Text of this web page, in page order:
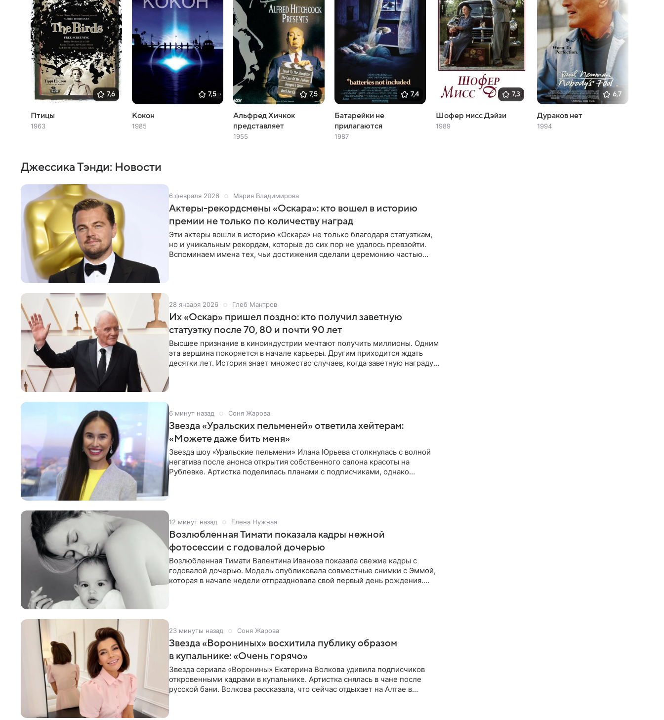
7,6
Птицы
1963
7,5
Кокон
1985
7,5
Альфред Хичкок
представляет
1955
7,4
Батарейки не
прилагаются
1987
7,3
Шофер мисс Дэйзи
1989
6,7
Дураков нет
1994
Джессика Тэнди: Новости
6 февраля 2026 Мария Владимирова
Актеры-рекордсмены «Оскара»: кто вошел в историю
премии не только по количеству наград
Эти актеры вошли в историю «Оскара» не только благодаря статуэткам,
но и уникальным рекордам, которые до сих пор не удалось превзойти.
Вспоминаем имена тех, чьи достижения сделали церемонию частью
28 января 2026 Глеб Мантров
Их «Оскар» пришел поздно: кто получил заветную
статуэтку после 70, 80 и почти 90 лет
Высшее признание в киноиндустрии мечтают получить миллионы. Одним
эта вершина покоряется в начале карьеры. Другим приходится ждать
десятки лет. История знает множество случаев, когда заветную награду
6 минут назад Соня Жарова
Звезда «Уральских пельменей» ответила хейтерам:
«Можете даже бить меня»
Звезда шоу «Уральские пельмени» Илана Юрьева столкнулась с волной
негатива после анонса открытия собственного салона красоты на
Рублевке. Артистка поделилась планами с подписчиками, однако
12 минут назад Елена Нужная
Возлюбленная Тимати показала кадры нежной
фотосессии с годовалой дочерью
Возлюбленная Тимати Валентина Иванова показала свежие кадры с
годовалой дочерью. Модель опубликовала совместные снимки с Эммой,
которая в начале недели отпраздновала свой первый день рождения.
23 минуты назад Соня Жарова
Звезда «Ворониных» восхитила публику образом
в купальнике: «Очень горячо»
Звезда сериала «Воронины» Екатерина Волкова удивила подписчиков
откровенными кадрами в купальнике. Артистка снялась в чане после
русской бани. Волкова рассказала, что сейчас отдыхает на Алтае в